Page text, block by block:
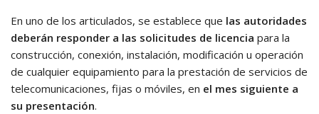
En uno de los articulados, se establece que las autoridades
deberán responder a las solicitudes de licencia para la
construcción, conexión, instalación, modificación u operación
de cualquier equipamiento para la prestación de servicios de
telecomunicaciones, fijas o móviles, en el mes siguiente a
su presentación.